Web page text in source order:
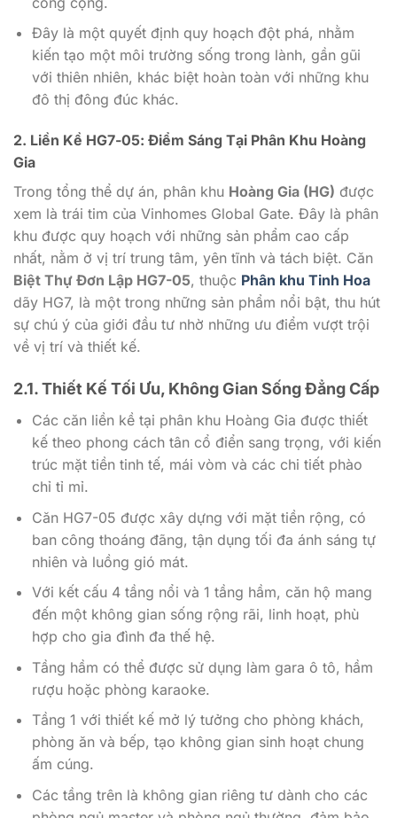
Đây là một quyết định quy hoạch đột phá, nhằm
kiến tạo một môi trường sống trong lành, gần gũi
với thiên nhiên, khác biệt hoàn toàn với những khu
đô thị đông đúc khác.
2. Liền Kề HG7-05: Điểm Sáng Tại Phân Khu Hoàng
Gia
Trong tổng thể dự án, phân khu Hoàng Gia (HG) được
xem là trái tim của Vinhomes Global Gate. Đây là phân
khu được quy hoạch với những sản phẩm cao cấp
nhất, nằm ở vị trí trung tâm, yên tĩnh và tách biệt. Căn
Biệt Thự Đơn Lập HG7-05, thuộc Phân khu Tinh Hoa
dãy HG7, là một trong những sản phẩm nổi bật, thu hút
sự chú ý của giới đầu tư nhờ những ưu điểm vượt trội
về vị trí và thiết kế.
2.1. Thiết Kế Tối Ưu, Không Gian Sống Đẳng Cấp
Các căn liền kề tại phân khu Hoàng Gia được thiết
kế theo phong cách tân cổ điển sang trọng, với kiến
trúc mặt tiền tinh tế, mái vòm và các chi tiết phào
chỉ tỉ mỉ.
Căn HG7-05 được xây dựng với mặt tiền rộng, có
ban công thoáng đãng, tận dụng tối đa ánh sáng tự
nhiên và luồng gió mát.
Với kết cấu 4 tầng nổi và 1 tầng hầm, căn hộ mang
đến một không gian sống rộng rãi, linh hoạt, phù
hợp cho gia đình đa thế hệ.
Tầng hầm có thể được sử dụng làm gara ô tô, hầm
rượu hoặc phòng karaoke.
Tầng 1 với thiết kế mở lý tưởng cho phòng khách,
phòng ăn và bếp, tạo không gian sinh hoạt chung
ấm cúng.
Các tầng trên là không gian riêng tư dành cho các